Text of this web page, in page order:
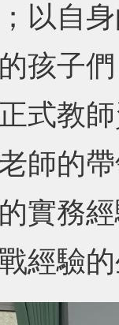
以自
孩子
式教
師的
實務
經驗